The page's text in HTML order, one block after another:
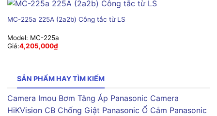
MC-225a 225A (2a2b) Công tắc từ LS
Model: MC-225a
Giá:4,205,000₫
SẢN PHẨM HAY TÌM KIẾM
Camera Imou Bơm Tăng Áp Panasonic Camera
HiKVision CB Chống Giật Panasonic Ổ Cắm Panasonic